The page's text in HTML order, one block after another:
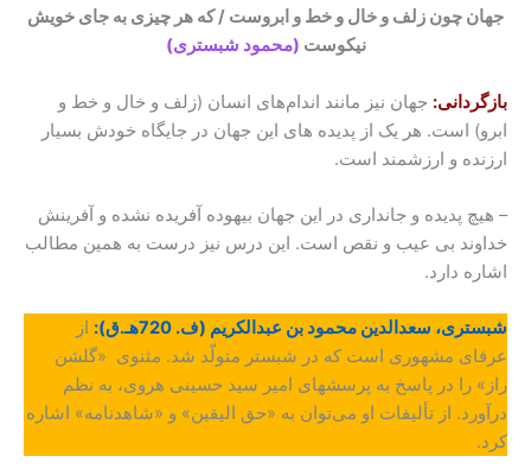
جهان چون زلف و خال و خط و ابروست / که هر چیزی به جای خویش
نیکوست (محمود شبستری)
بازگردانی: جهان نیز مانند اندام‌های انسان (زلف و خال و خط و
ابرو) است. هر یک از پدیده های این جهان در جایگاه خودش بسیار
ارزنده و ارزشمند است.
– هیچ پدیده و جانداری در این جهان بیهوده آفریده نشده و آفرینش
خداوند بی عیب و نقص است. این درس نیز درست به همین مطالب
اشاره دارد.
شبستری، سعدالدین محمود بن عبدالکریم‌ (ف. 720هـ.ق):
از
عرفای مشهوری است که در شبستر متولّد شد. مثنوی «گلشن
راز» را در پاسخ به پرسشهای امیر سید حسینی هروی، به نظم
درآورد. از تألیفات او می‌توان به «حق الیقین» و «شاهدنامه» اشاره
کرد.